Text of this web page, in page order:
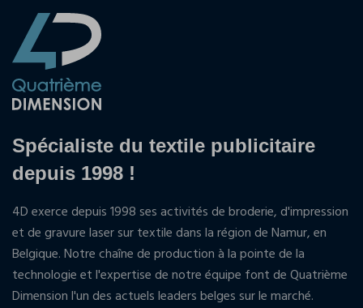
Spécialiste du textile publicitaire
depuis 1998 !
4D exerce depuis 1998 ses activités de broderie, d'impression
et de gravure laser sur textile dans la région de Namur, en
Belgique. Notre chaîne de production à la pointe de la
technologie et l'expertise de notre équipe font de Quatrième
Dimension l'un des actuels leaders belges sur le marché.